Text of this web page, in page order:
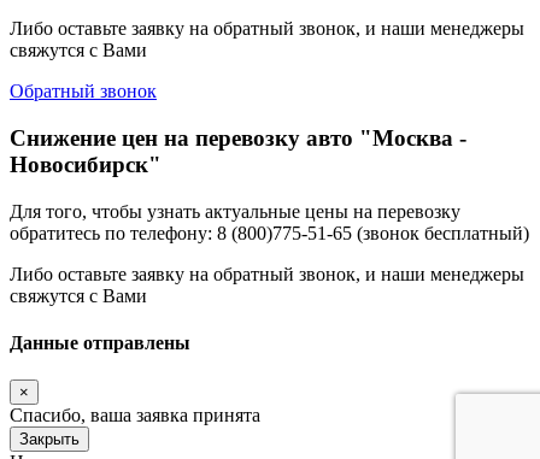
Либо оставьте заявку на обратный звонок, и наши менеджеры
свяжутся с Вами
Обратный звонок
Снижение цен на перевозку авто "Москва -
Новосибирск"
Для того, чтобы узнать актуальные цены на перевозку
обратитесь по телефону: 8 (800)775-51-65 (звонок бесплатный)
Либо оставьте заявку на обратный звонок, и наши менеджеры
свяжутся с Вами
Данные отправлены
×
Спасибо, ваша заявка принята
Закрыть